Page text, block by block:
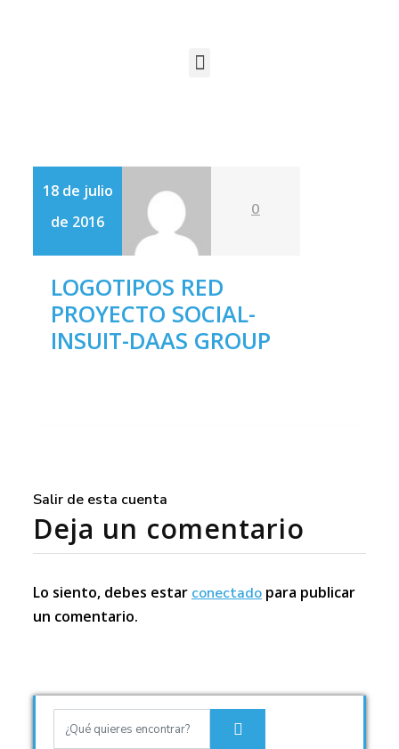
18 de julio
de 2016
0
LOGOTIPOS RED
PROYECTO SOCIAL-
INSUIT-DAAS GROUP
Salir de esta cuenta
Deja un comentario
Lo siento, debes estar conectado para publicar
un comentario.